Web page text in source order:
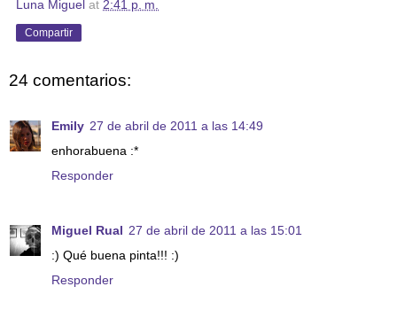
Luna Miguel at 2:41 p. m.
Compartir
24 comentarios:
Emily 27 de abril de 2011 a las 14:49
enhorabuena :*
Responder
Miguel Rual 27 de abril de 2011 a las 15:01
:) Qué buena pinta!!! :)
Responder